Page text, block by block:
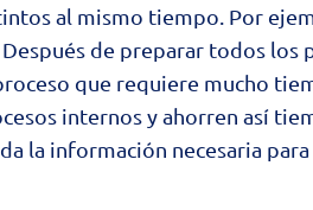
al mismo tiempo. Por
de preparar todos
que requiere mucho
internos y ahorren así
la información necesaria